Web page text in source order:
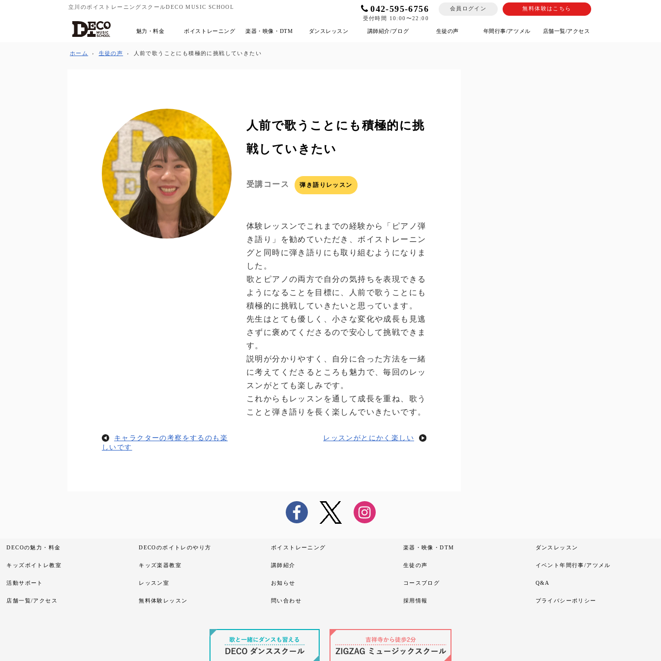
立川のボイストレーニングスクールDECO MUSIC SCHOOL 042-595-6756
受付時間 10:00〜22:00
会員ログイン 無料体験はこちら
魅力・料金 ボイストレーニング 楽器・映像・DTM ダンスレッスン 講師紹介/ブログ 生徒の声 年間行事/アツメル 店舗一覧/アクセス
ホーム › 生徒の声 › 人前で歌うことにも積極的に挑戦していきたい
人前で歌うことにも積極的に挑
戦していきたい
受講コース 弾き語りレッスン
体験レッスンでこれまでの経験から「ピアノ弾
き語り」を勧めていただき、ボイストレーニン
グと同時に弾き語りにも取り組むようになりま
した。
歌とピアノの両方で自分の気持ちを表現できる
ようになることを目標に、人前で歌うことにも
積極的に挑戦していきたいと思っています。
先生はとても優しく、小さな変化や成長も見逃
さずに褒めてくださるので安心して挑戦できま
す。
説明が分かりやすく、自分に合った方法を一緒
に考えてくださるところも魅力で、毎回のレッ
スンがとても楽しみです。
これからもレッスンを通して成長を重ね、歌う
ことと弾き語りを長く楽しんでいきたいです。
キャラクターの考察をするのも楽
しいです
レッスンがとにかく楽しい
DECOの魅力・料金 DECOのボイトレのやり方 ボイストレーニング 楽器・映像・DTM ダンスレッスン
キッズボイトレ教室 キッズ楽器教室 講師紹介 生徒の声 イベント年間行事/アツメル
活動サポート レッスン室 お知らせ コースブログ Q&A
店舗一覧/アクセス 無料体験レッスン 問い合わせ 採用情報 プライバシーポリシー